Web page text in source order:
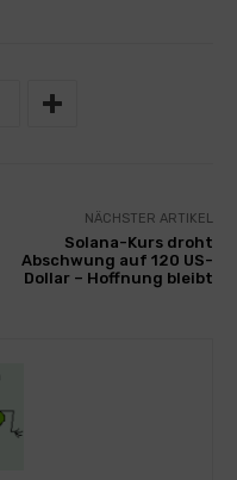
NÄCHSTER ARTIKEL
Solana-Kurs droht
Abschwung auf 120 US-
Dollar – Hoffnung bleibt